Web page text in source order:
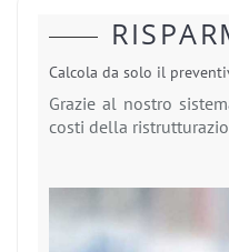
Calcola da solo il
Grazie al nostro
costi della